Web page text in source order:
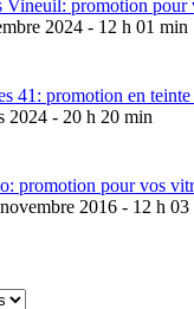
Vineuil: promotion pour
2024 - 12 h 01 min
41: promotion en
2024 - 20 h 20 min
promotion pour vos
2016 - 12 h 03